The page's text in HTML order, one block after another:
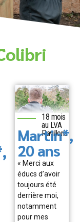
18 mois
au LVA
Pavillons
Martin*,
20 ans
« Merci aux
éducs d’avoir
toujours été
derrière moi,
notamment
pour mes